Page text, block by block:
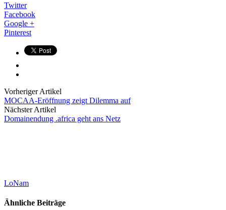
Twitter
Facebook
Google +
Pinterest
Vorheriger Artikel
MOCAA-Eröffnung zeigt Dilemma auf
Nächster Artikel
Domainendung .africa geht ans Netz
LoNam
Ähnliche Beiträge